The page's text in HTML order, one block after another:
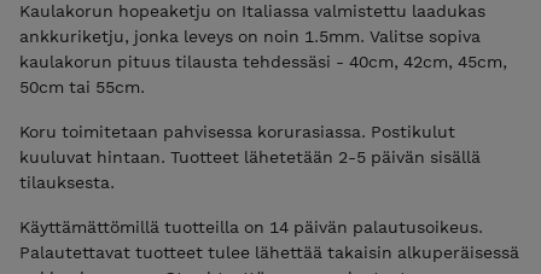
Kaulakorun hopeaketju on Italiassa valmistettu laadukas
ankkuriketju, jonka leveys on noin 1.5mm. Valitse sopiva
kaulakorun pituus tilausta tehdessäsi - 40cm, 42cm, 45cm,
50cm tai 55cm.
Koru toimitetaan pahvisessa korurasiassa. Postikulut
kuuluvat hintaan. Tuotteet lähetetään 2-5 päivän sisällä
tilauksesta.
Käyttämättömillä tuotteilla on 14 päivän palautusoikeus.
Palautettavat tuotteet tulee lähettää takaisin alkuperäisessä